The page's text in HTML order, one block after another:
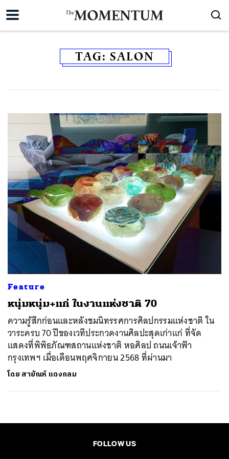
TAG: SALON
Feature
หนุ่มหนุ่ม+แก่ ในงานแห่งชาติ 70
ความรู้สึกก่อนและหลังชมนิทรรศการศิลปกรรมแห่งชาติ ใน
วาระครบ 70 ปีของเวทีประกวดงานศิลปะสุดเก่าแก่ ที่จัด
แสดงที่พิพิธภัณฑสถานแห่งชาติ หอศิลป ถนนเจ้าฟ้า
กรุงเทพฯ เมื่อเดือนพฤศจิกายน 2568 ที่ผ่านมา
โดย สายัณห์ แดงกลม
FOLLOW US
SHARE LINE EMAIL